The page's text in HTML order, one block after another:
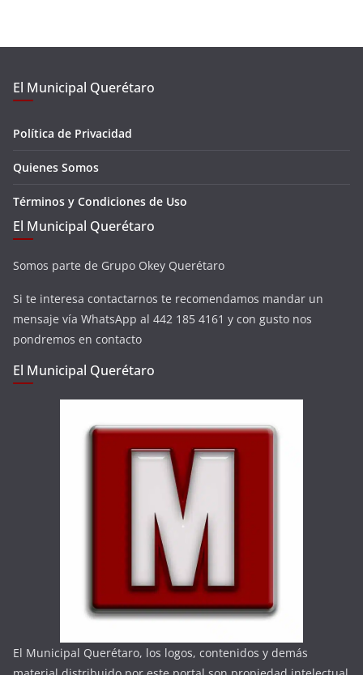
El Municipal Querétaro
Política de Privacidad
Quienes Somos
Términos y Condiciones de Uso
El Municipal Querétaro
Somos parte de Grupo Okey Querétaro
Si te interesa contactarnos te recomendamos mandar un
mensaje vía WhatsApp al 442 185 4161 y con gusto nos
pondremos en contacto
El Municipal Querétaro
El Municipal Querétaro, los logos, contenidos y demás